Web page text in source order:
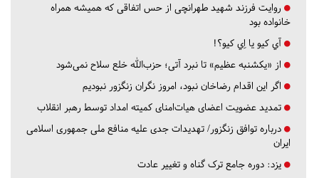
روایت فرزند شهید طهرانچی از حس اتفاقی که همیشه همراه
خانواده بود
آي كيو يا اِي كيو؟!
از «یکشنبه عظیم» تا نبرد آتی؛ حزب‌الله خلع سلاح نمی‌شود
اگر این اقدام رضاخان نبود، امروز نگران زنگزور نبودیم
تمدید عضویت اعضای هیات‌امنای کمیته امداد توسط رهبر انقلاب
درباره توافق زنگزور/ تهدیدات جدی علیه منافع ملی جمهوری اسلامی
ایران
یزد: دوره جامع ترک گناه و تغییر عادت